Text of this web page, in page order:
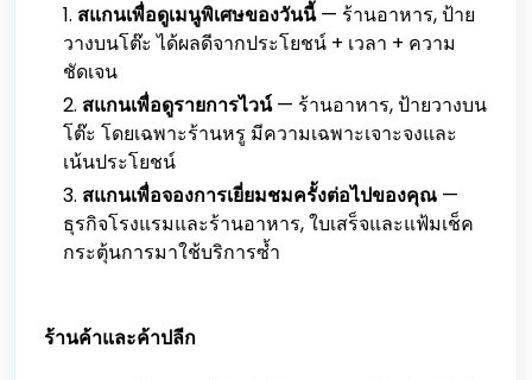
สแกนเพื่อดูเมนูพิเศษของวันนี้— ร้านอาหาร, ป้าย
วางบนโต๊ะ ได้ผลดีจากประโยชน์ + เวลา + ความ
ชัดเจน
สแกนเพื่อดูรายการไวน์— ร้านอาหาร, ป้ายวางบน
โต๊ะ โดยเฉพาะร้านหรู มีความเฉพาะเจาะจงและ
เน้นประโยชน์
สแกนเพื่อจองการเยี่ยมชมครั้งต่อไปของคุณ —
ธุรกิจโรงแรมและร้านอาหาร, ใบเสร็จและแฟ้มเช็ค
กระตุ้นการมาใช้บริการซ้ำ
ร้านค้าและค้าปลีก